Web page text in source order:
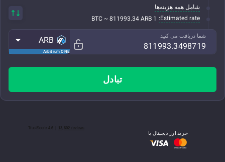
شامل همه هزینه‌ها
Estimated rate:
1 BTC ~ 811993.34 ARB
شما دریافت می کنید
Arbitrum ONE
ARB
تبادل
خرید ارز دیجیتال با